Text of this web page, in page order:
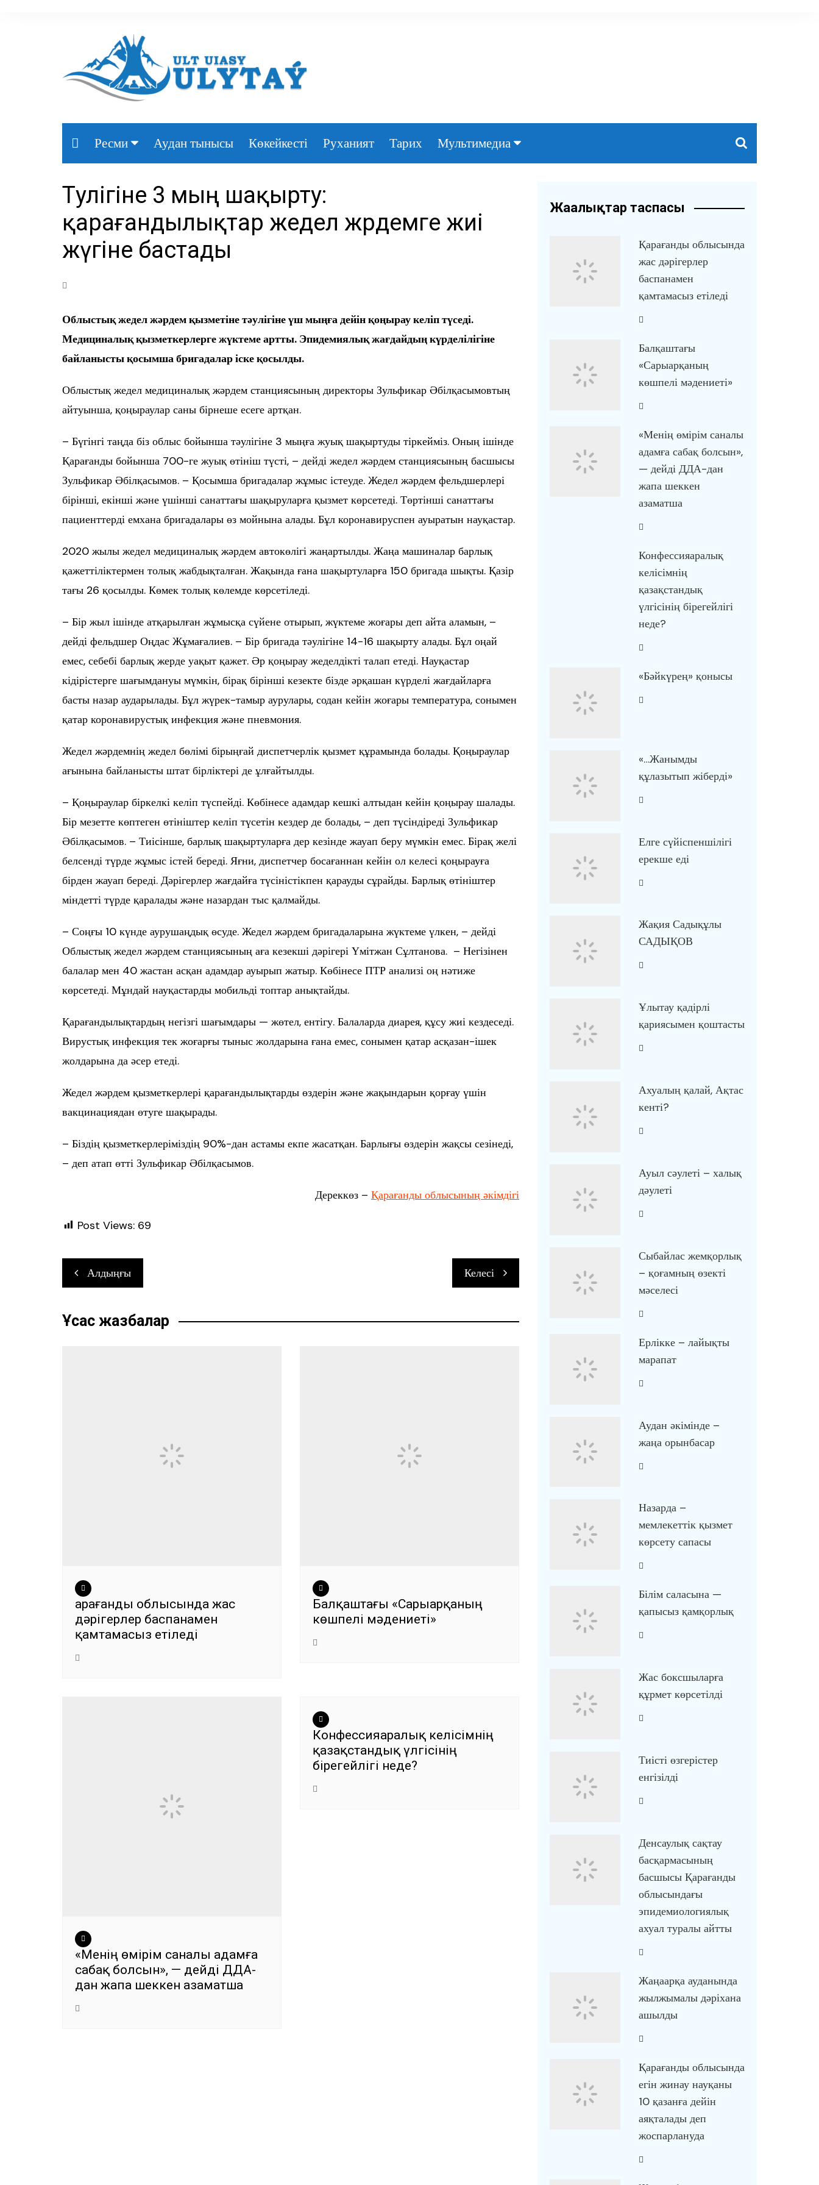
Ресми
Үкімет
Парламент
Облыс әкімдігі
Аудан тынысы Көкейкесті Руханият Тарих Мультимедиа
Тәулігіне 3 мың шақырту:
қарағандылықтар жедел жәрдемге жиі
жүгіне бастады
Облыстық жедел жәрдем қызметіне тәулігіне үш мыңға дейін қоңырау келіп түседі.
Медициналық қызметкерлерге жүктеме артты. Эпидемиялық жағдайдың күрделілігіне
байланысты қосымша бригадалар іске қосылды.
Облыстық жедел медициналық жәрдем станциясының директоры Зульфикар Әбілқасымовтың
айтуынша, қоңыраулар саны бірнеше есеге артқан.
– Бүгінгі таңда біз облыс бойынша тәулігіне 3 мыңға жуық шақыртуды тіркейміз. Оның ішінде
Қарағанды бойынша 700-ге жуық өтініш түсті, – дейді жедел жәрдем станциясының басшысы
Зульфикар Әбілқасымов. – Қосымша бригадалар жұмыс істеуде. Жедел жәрдем фельдшерлері
бірінші, екінші және үшінші санаттағы шақыруларға қызмет көрсетеді. Төртінші санаттағы
пациенттерді емхана бригадалары өз мойнына алады. Бұл коронавируспен ауыратын науқастар.
2020 жылы жедел медициналық жәрдем автокөлігі жаңартылды. Жаңа машиналар барлық
қажеттіліктермен толық жабдықталған. Жақында ғана шақыртуларға 150 бригада шықты. Қазір
тағы 26 қосылды. Көмек толық көлемде көрсетіледі.
– Бір жыл ішінде атқарылған жұмысқа сүйене отырып, жүктеме жоғары деп айта аламын, –
дейді фельдшер Оңдас Жұмағалиев. – Бір бригада тәулігіне 14-16 шақырту алады. Бұл оңай
емес, себебі барлық жерде уақыт қажет. Әр қоңырау жеделдікті талап етеді. Науқастар
кідірістерге шағымдануы мүмкін, бірақ бірінші кезекте бізде әрқашан күрделі жағдайларға
басты назар аударылады. Бұл жүрек-тамыр аурулары, содан кейін жоғары температура, сонымен
қатар коронавирустық инфекция және пневмония.
Жедел жәрдемнің жедел бөлімі бірыңғай диспетчерлік қызмет құрамында болады. Қоңыраулар
ағынына байланысты штат бірліктері де ұлғайтылды.
– Қоңыраулар біркелкі келіп түспейді. Көбінесе адамдар кешкі алтыдан кейін қоңырау шалады.
Бір мезетте көптеген өтініштер келіп түсетін кездер де болады, – деп түсіндіреді Зульфикар
Әбілқасымов. – Тиісінше, барлық шақыртуларға дер кезінде жауап беру мүмкін емес. Бірақ желі
белсенді түрде жұмыс істей береді. Яғни, диспетчер босағаннан кейін ол келесі қоңырауға
бірден жауап береді. Дәрігерлер жағдайға түсіністікпен қарауды сұрайды. Барлық өтініштер
міндетті түрде қаралады және назардан тыс қалмайды.
– Соңғы 10 күнде аурушаңдық өсуде. Жедел жәрдем бригадаларына жүктеме үлкен, – дейді
Облыстық жедел жәрдем станциясының аға кезекші дәрігері Үмітжан Сұлтанова. – Негізінен
балалар мен 40 жастан асқан адамдар ауырып жатыр. Көбінесе ПТР анализі оң нәтиже
көрсетеді. Мұндай науқастарды мобильді топтар анықтайды.
Қарағандылықтардың негізгі шағымдары — жөтел, ентігу. Балаларда диарея, құсу жиі кездеседі.
Вирустық инфекция тек жоғарғы тыныс жолдарына ғана емес, сонымен қатар асқазан-ішек
жолдарына да әсер етеді.
Жедел жәрдем қызметкерлері қарағандылықтарды өздерін және жақындарын қорғау үшін
вакцинациядан өтуге шақырады.
– Біздің қызметкерлеріміздің 90%-дан астамы екпе жасатқан. Барлығы өздерін жақсы сезінеді,
– деп атап өтті Зульфикар Әбілқасымов.
Дереккөз – Қарағанды облысының әкімдігі
Post Views: 69
Навигация
по
записям
Алдыңғы Келесі
Ұқсас жазбалар
Қарағанды облысында жас
дәрігерлер баспанамен
қамтамасыз етіледі
Балқаштағы «Сарыарқаның
көшпелі мәдениеті»
«Менің өмірім саналы адамға
сабақ болсын», — дейді ДДА-
дан жапа шеккен азаматша
Конфессияаралық келісімнің
қазақстандық үлгісінің
бірегейлігі неде?
Жаңалықтар таспасы
Қарағанды облысында
жас дәрігерлер
баспанамен
қамтамасыз етіледі
Балқаштағы
«Сарыарқаның
көшпелі мәдениеті»
«Менің өмірім саналы
адамға сабақ болсын»,
— дейді ДДА-дан
жапа шеккен
азаматша
Конфессияаралық
келісімнің
қазақстандық
үлгісінің бірегейлігі
неде?
«Бәйкүрең» қонысы
«…Жанымды
құлазытып жіберді»
Елге сүйіспеншілігі
ерекше еді
Жақия Садықұлы
САДЫҚОВ
Ұлытау қадірлі
қариясымен қоштасты
Ахуалың қалай, Ақтас
кенті?
Ауыл сәулеті – халық
дәулеті
Сыбайлас жемқорлық
– қоғамның өзекті
мәселесі
Ерлікке – лайықты
марапат
Аудан әкімінде –
жаңа орынбасар
Назарда –
мемлекеттік қызмет
көрсету сапасы
Білім саласына —
қапысыз қамқорлық
Жас боксшыларға
құрмет көрсетілді
Тиісті өзгерістер
енгізілді
Денсаулық сақтау
басқармасының
басшысы Қарағанды
облысындағы
эпидемиологиялық
ахуал туралы айтты
Жаңаарқа ауданында
жылжымалы дәріхана
ашылды
Қарағанды облысында
егін жинау науқаны
10 қазанға дейін
аяқталады деп
жоспарлануда